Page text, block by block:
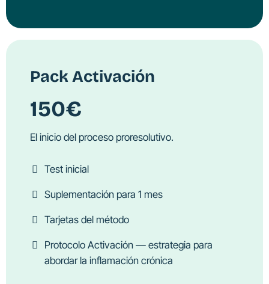
Pack Activación
150€
El inicio del proceso proresolutivo.
Test inicial
Suplementación para 1 mes
Tarjetas del método
Protocolo Activación — estrategia para
abordar la inflamación crónica